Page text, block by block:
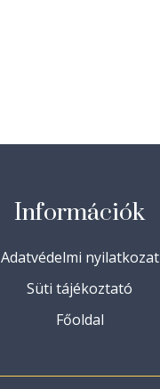
Információk
Adatvédelmi nyilatkozat
Süti tájékoztató
Főoldal